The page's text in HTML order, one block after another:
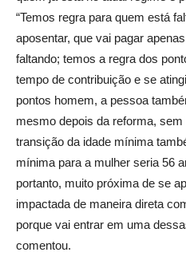
“Temos regra para quem está
aposentar, que vai pagar
faltando; temos a regra dos
tempo de contribuição e se
pontos homem, a pessoa
mesmo depois da reforma,
transição da idade mínima
mínima para a mulher seria 56
portanto, muito próxima de se
impactada de maneira direta
porque vai entrar em uma
comentou.